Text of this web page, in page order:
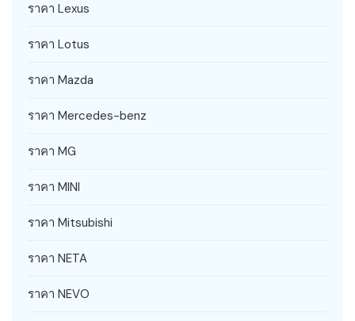
ราคา Lexus
ราคา Lotus
ราคา Mazda
ราคา Mercedes-benz
ราคา MG
ราคา MINI
ราคา Mitsubishi
ราคา NETA
ราคา NEVO